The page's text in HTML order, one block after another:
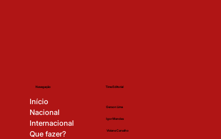
Navegação
Início
Nacional
Internacional
Que fazer?
Time Editorial
Gerson Lima
Igor Mendes
Viviane Carvalho